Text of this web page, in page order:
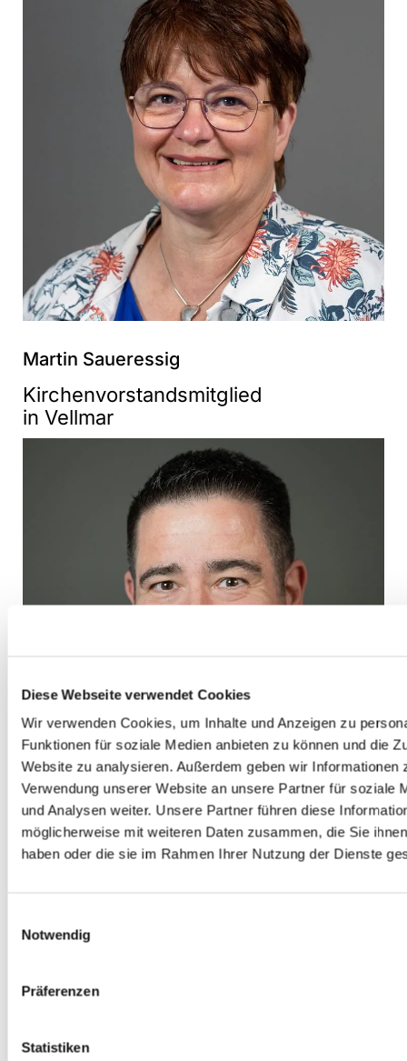
Diese Webseite verwendet Cookies
Wir verwenden Cookies, um Inhalte und Anzeigen zu
Funktionen für soziale Medien anbieten zu können und die
Website zu analysieren. Außerdem geben wir Informationen
Verwendung unserer Website an unsere Partner für soziale
und Analysen weiter. Unsere Partner führen diese
möglicherweise mit weiteren Daten zusammen, die Sie
haben oder die sie im Rahmen Ihrer Nutzung der Dienste
Notwendig
Präferenzen
Statistiken
Martin Saueressig
Kirchenvorstandsmitglied
in Vellmar
Inga Siemon